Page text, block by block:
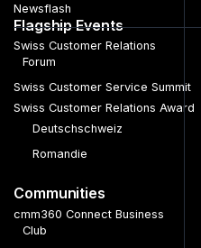
Newsflash
Flagship Events
Swiss Customer Relations
Forum
Swiss Customer Service Summit
Swiss Customer Relations Award
Deutschschweiz
Romandie
Communities
cmm360 Connect Business
Club